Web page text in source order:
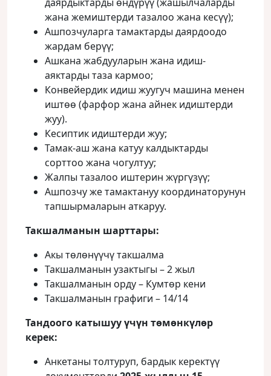
жана жемиштерди тазалоо жана кесүү);
Ашпозчуларга тамактарды даярдоодо
жардам берүү;
Ашкана жабдууларын жана идиш-
аяктарды таза кармоо;
Конвейердик идиш жуугуч машина менен
иштөө (фарфор жана айнек идиштерди
жуу).
Кесиптик идиштерди жуу;
Тамак-аш жана катуу калдыктарды
сорттоо жана чогултуу;
Жалпы тазалоо иштерин жүргүзүү;
Ашпозчу же тамактануу координаторунун
тапшырмаларын аткаруу.
Такшалманын шарттары:
Акы төлөнүүчү такшалма
Такшалманын узактыгы – 2 жыл
Такшалманын орду – Кумтөр кени
Такшалманын графиги – 14/14
Тандоого катышуу үчүн төмөнкүлөр
керек:
Анкетаны толтуруп, бардык керектүү